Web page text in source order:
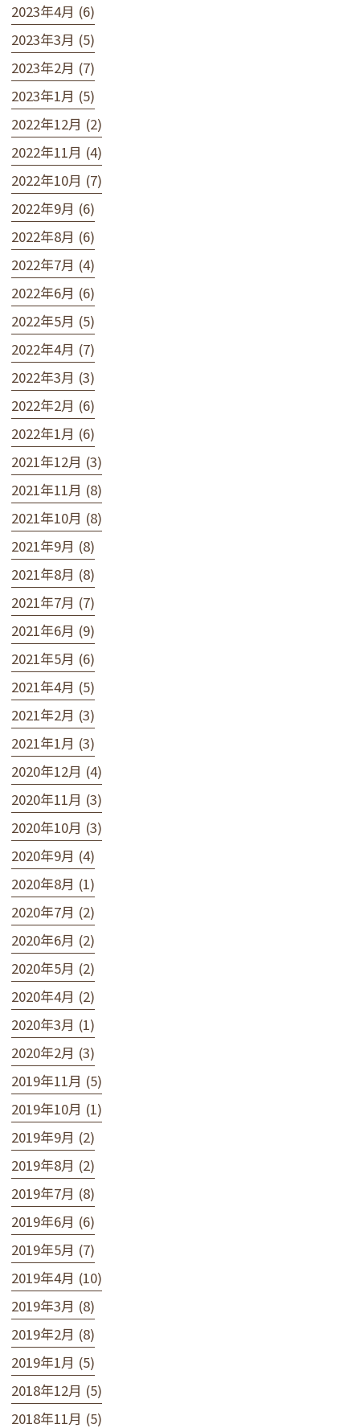
2023年4月 (6)
2023年3月 (5)
2023年2月 (7)
2023年1月 (5)
2022年12月 (2)
2022年11月 (4)
2022年10月 (7)
2022年9月 (6)
2022年8月 (6)
2022年7月 (4)
2022年6月 (6)
2022年5月 (5)
2022年4月 (7)
2022年3月 (3)
2022年2月 (6)
2022年1月 (6)
2021年12月 (3)
2021年11月 (8)
2021年10月 (8)
2021年9月 (8)
2021年8月 (8)
2021年7月 (7)
2021年6月 (9)
2021年5月 (6)
2021年4月 (5)
2021年2月 (3)
2021年1月 (3)
2020年12月 (4)
2020年11月 (3)
2020年10月 (3)
2020年9月 (4)
2020年8月 (1)
2020年7月 (2)
2020年6月 (2)
2020年5月 (2)
2020年4月 (2)
2020年3月 (1)
2020年2月 (3)
2019年11月 (5)
2019年10月 (1)
2019年9月 (2)
2019年8月 (2)
2019年7月 (8)
2019年6月 (6)
2019年5月 (7)
2019年4月 (10)
2019年3月 (8)
2019年2月 (8)
2019年1月 (5)
2018年12月 (5)
2018年11月 (5)